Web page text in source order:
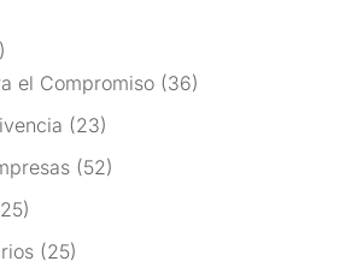
el Compromiso(36)
(23)
(52)
(25)